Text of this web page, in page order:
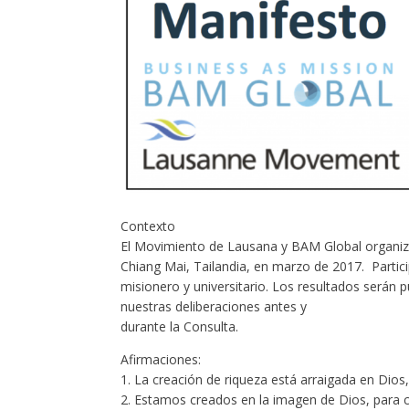
Contexto
El Movimiento de Lausana y BAM Global
Chiang Mai, Tailandia, en marzo de 2017.
misionero y universitario. Los resultados serán
nuestras deliberaciones antes y
durante la Consulta.
Afirmaciones:
1. La creación de riqueza está arraigada en
2. Estamos creados en la imagen de Dios,